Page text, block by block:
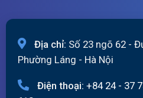
Địa chỉ: Số 23 ngõ 62 -
Phường Láng - Hà Nội
Điện thoại: +84 24 - 37